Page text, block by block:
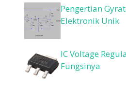
Pengertian
Elektronik Unik
IC Voltage
Fungsinya